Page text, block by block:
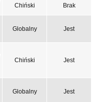
Chiński Brak
Globalny Jest
Chiński Jest
Globalny Jest